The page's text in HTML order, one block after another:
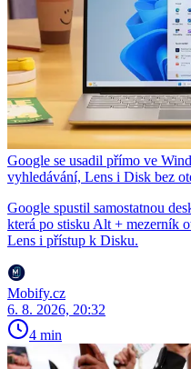
Google se usadil přímo ve
vyhledávání, Lens i Disk bez
Google spustil samostatnou
která po stisku Alt + mezerník
Lens i přístup k Disku.
Mobify.cz
6. 8. 2026, 20:32
4 min